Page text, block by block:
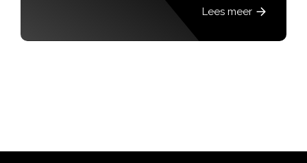
Lees meer